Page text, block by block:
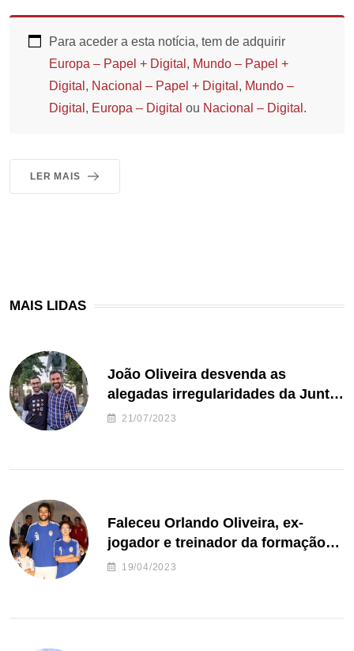
Para aceder a esta notícia, tem de adquirir
Europa – Papel + Digital , Mundo – Papel +
Digital , Nacional – Papel + Digital , Mundo –
Digital , Europa – Digital ou Nacional – Digital .
LER MAIS
MAIS LIDAS
João Oliveira desvenda as
alegadas irregularidades da Junta
de Freguesia S. João de Ver
21/07/2023
Faleceu Orlando Oliveira, ex-
jogador e treinador da formação
de andebol do Feirense
19/04/2023